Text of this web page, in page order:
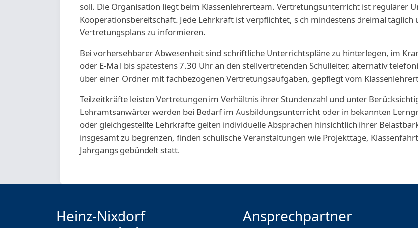
soll. Die Organisation liegt beim Klassenlehrerteam. Vertretungsunterricht ist regulärer
Kooperationsbereitschaft. Jede Lehrkraft ist verpflichtet, sich mindestens dreimal täglich
Vertretungsplans zu informieren.
Bei vorhersehbarer Abwesenheit sind schriftliche Unterrichtspläne zu hinterlegen, im
oder E-Mail bis spätestens 7.30 Uhr an den stellvertretenden Schulleiter, alternativ
über einen Ordner mit fachbezogenen Vertretungsaufgaben, gepflegt vom
Teilzeitkräfte leisten Vertretungen im Verhältnis ihrer Stundenzahl und unter
Lehramtsanwärter werden bei Bedarf im Ausbildungsunterricht oder in bekannten
oder gleichgestellte Lehrkräfte gelten individuelle Absprachen hinsichtlich ihrer
insgesamt zu begrenzen, finden schulische Veranstaltungen wie Projekttage,
Jahrgangs gebündelt statt.
Heinz-Nixdorf
Ansprechpartner